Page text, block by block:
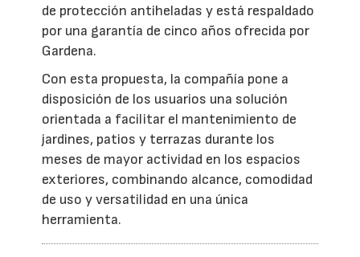
de protección antiheladas y está respaldado
por una garantía de cinco años ofrecida por
Gardena.
Con esta propuesta, la compañía pone a
disposición de los usuarios una solución
orientada a facilitar el mantenimiento de
jardines, patios y terrazas durante los
meses de mayor actividad en los espacios
exteriores, combinando alcance, comodidad
de uso y versatilidad en una única
herramienta.